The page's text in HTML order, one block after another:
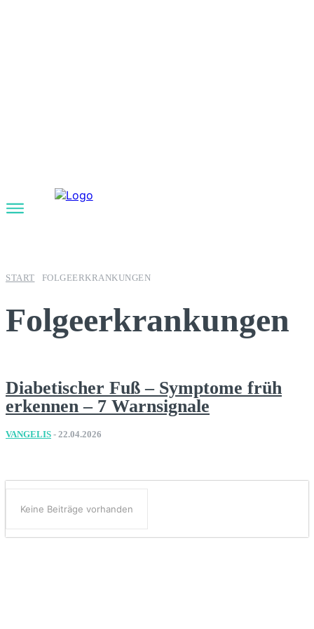
START FOLGEERKRANKUNGEN
Folgeerkrankungen
Diabetischer Fuß – Symptome früh
erkennen – 7 Warnsignale
VANGELIS - 22.04.2026
Keine Beiträge vorhanden